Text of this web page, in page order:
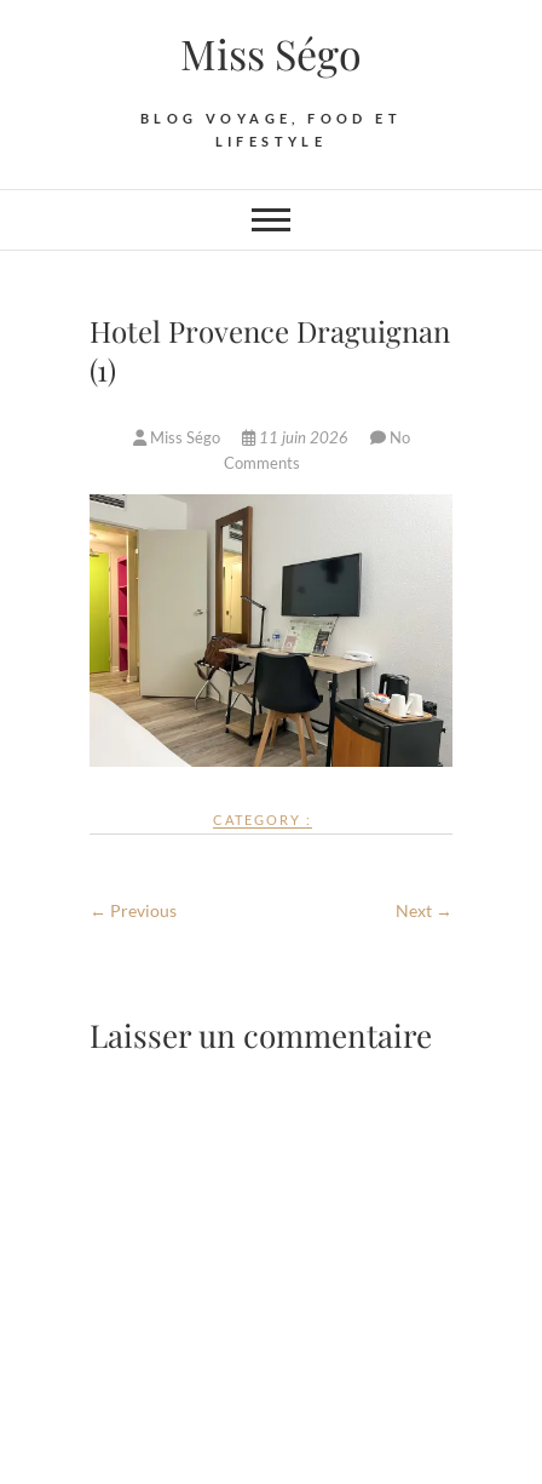
Miss Ségo
BLOG VOYAGE, FOOD ET
LIFESTYLE
Hotel Provence Draguignan
(1)
Miss Ségo 11 juin 2026
No
Comments
CATEGORY :
← Previous Next →
Laisser un commentaire